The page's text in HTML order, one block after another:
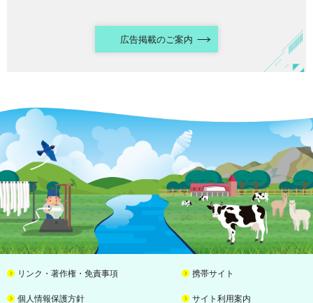
広告掲載のご案内
リンク・著作権・免責事項 携帯サイト
個人情報保護方針 サイト利用案内